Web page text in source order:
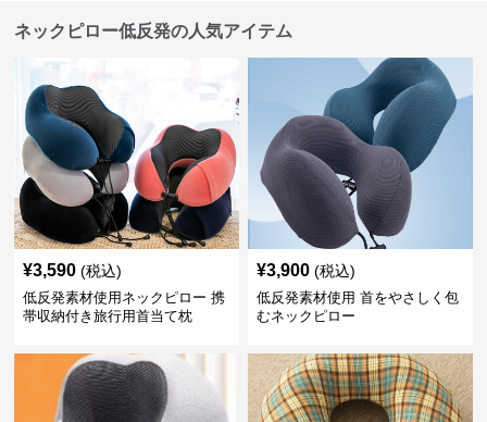
ネックピロー低反発の人気アイテム
¥3,590 (税込)
低反発素材使用ネックピロー 携
帯収納付き旅行用首当て枕
¥3,900 (税込)
低反発素材使用 首をやさしく包
むネックピロー